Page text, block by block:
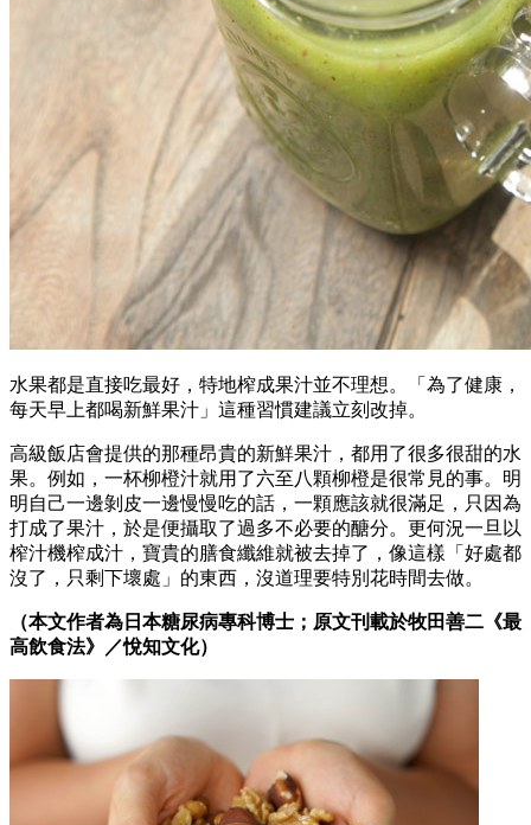
水果都是直接吃最好，特地榨成果汁並不理想。「為了健康，
每天早上都喝新鮮果汁」這種習慣建議立刻改掉。
高級飯店會提供的那種昂貴的新鮮果汁，都用了很多很甜的水
果。例如，一杯柳橙汁就用了六至八顆柳橙是很常見的事。明
明自己一邊剝皮一邊慢慢吃的話，一顆應該就很滿足，只因為
打成了果汁，於是便攝取了過多不必要的醣分。更何況一旦以
榨汁機榨成汁，寶貴的膳食纖維就被去掉了，像這樣「好處都
沒了，只剩下壞處」的東西，沒道理要特別花時間去做。
（本文作者為日本糖尿病專科博士；原文刊載於牧田善二《最
高飲食法》／悅知文化）